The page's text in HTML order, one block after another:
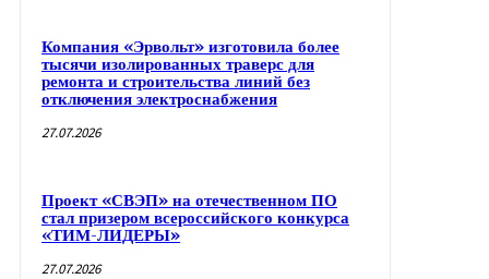
Компания «Эрвольт» изготовила более
тысячи изолированных траверс для
ремонта и строительства линий без
отключения электроснабжения
27.07.2026
Проект «СВЭП» на отечественном ПО
стал призером всероссийского конкурса
«ТИМ-ЛИДЕРЫ»
27.07.2026